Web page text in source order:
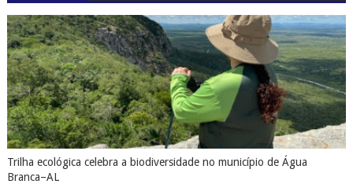
Trilha ecológica celebra a biodiversidade no município de Água
Branca–AL